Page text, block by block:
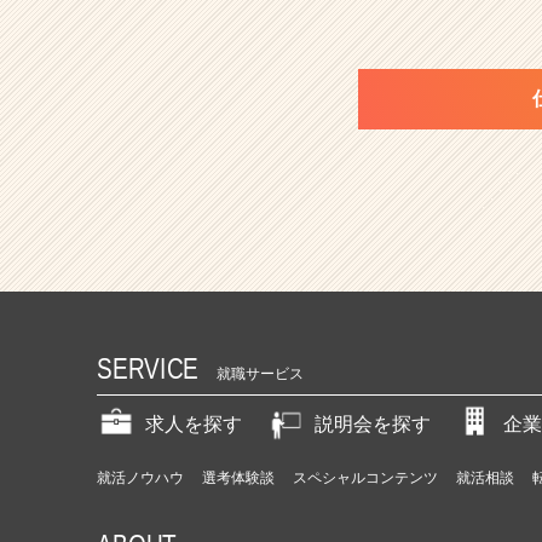
SERVICE 就職サービス
求人を探す 説明会を探す 企
就活ノウハウ 選考体験談 スペシャルコンテンツ 就活相談